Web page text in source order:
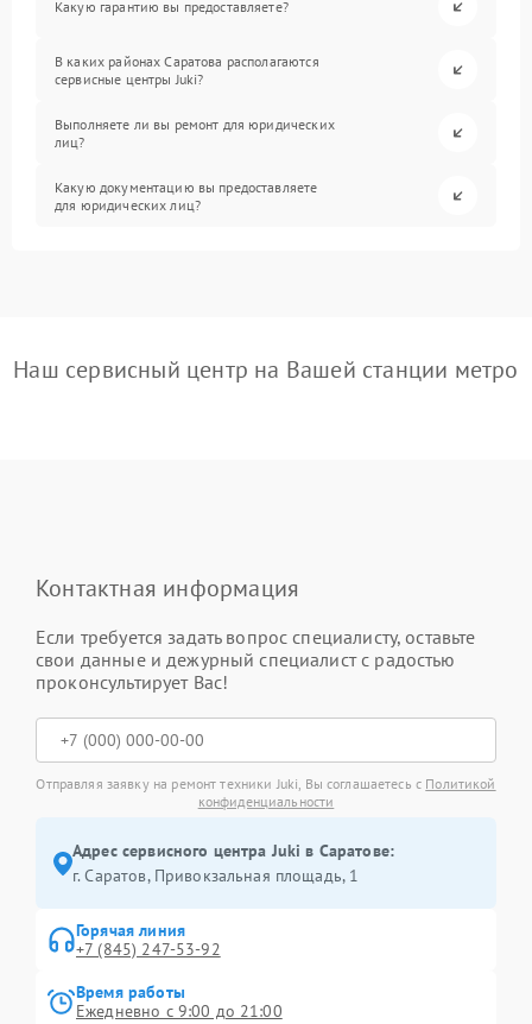
Какую гарантию вы предоставляете?
В каких районах Саратова располагаются
сервисные центры Juki?
Выполняете ли вы ремонт для юридических
лиц?
Какую документацию вы предоставляете
для юридических лиц?
Наш сервисный центр на Вашей станции метро
Контактная информация
Если требуется задать вопрос специалисту, оставьте
свои данные и дежурный специалист с радостью
проконсультирует Вас!
Отправляя заявку на ремонт техники Juki, Вы соглашаетесь с Политикой
конфиденциальности
Адрес сервисного центра Juki в Саратове:
г. Саратов, Привокзальная площадь, 1
Горячая линия
+7 (845) 247-53-92
Время работы
Ежедневно с 9:00 до 21:00